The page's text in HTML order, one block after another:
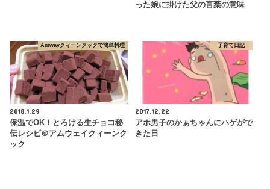
った娘に掛けた父の言葉の意味
Amwayクィーンクックで簡単料理
2018.1.29
保温でOK！とろける生チョコ秘
伝レシピ＠アムウェイクィーンク
ック
子育て日記
2017.12.22
アホ男子のかぁちゃんにハゲがで
きた日